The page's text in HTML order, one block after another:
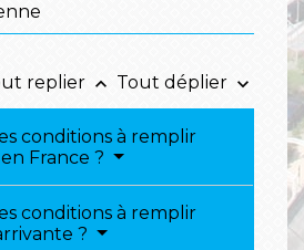
replier keyboard_arrow_up Tout déplier keyboard_arrow_down
conditions à remplir
France ?
conditions à remplir
?